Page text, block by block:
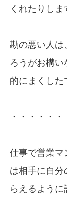
くれたりしま
勘の悪い人は
ろうがお構
的にまくした
・・・・・・
仕事で営業マ
は相手に自分
らえるように